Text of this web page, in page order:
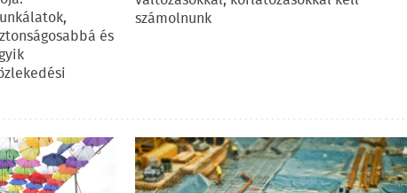
és
számolnunk